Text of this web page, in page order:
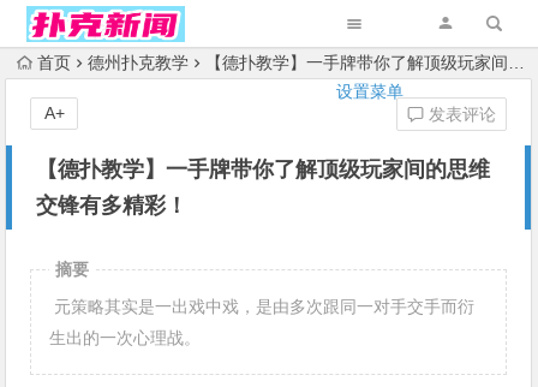
设置菜单
首页 德州扑克教学 【德扑教学】一手牌带你了解顶级玩家间的思维交锋有多精彩！
【德扑教学】一手牌带你了解顶级玩家间的思维
交锋有多精彩！
发表评论
A+
摘要
元策略其实是一出戏中戏，是由多次跟同一对手交手而衍
生出的一次心理战。